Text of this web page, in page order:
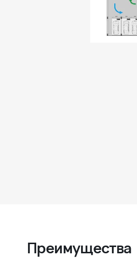
Преимущества